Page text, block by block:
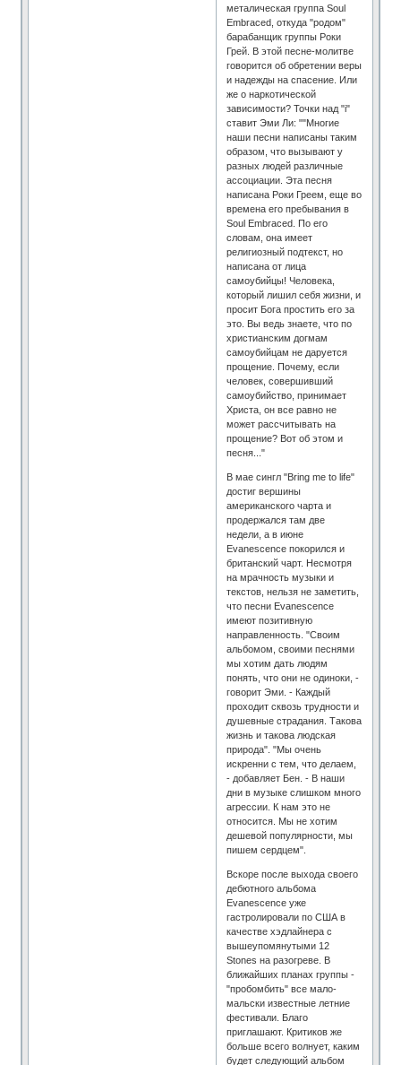
металическая группа Soul
Embraced, откуда "родом"
барабанщик группы Роки
Грей. В этой песне-молитве
говорится об обретении веры
и надежды на спасение. Или
же о наркотической
зависимости? Точки над "i"
ставит Эми Ли: ""Многие
наши песни написаны таким
образом, что вызывают у
разных людей различные
ассоциации. Эта песня
написана Роки Греем, еще во
времена его пребывания в
Soul Embraced. По его
словам, она имеет
религиозный подтекст, но
написана от лица
самоубийцы! Человека,
который лишил себя жизни, и
просит Бога простить его за
это. Вы ведь знаете, что по
христианским догмам
самоубийцам не даруется
прощение. Почему, если
человек, совершивший
самоубийство, принимает
Христа, он все равно не
может рассчитывать на
прощение? Вот об этом и
песня..."
В мае сингл "Bring me to life"
достиг вершины
американского чарта и
продержался там две
недели, а в июне
Evanescence покорился и
британский чарт. Несмотря
на мрачность музыки и
текстов, нельзя не заметить,
что песни Evanescence
имеют позитивную
направленность. "Своим
альбомом, своими песнями
мы хотим дать людям
понять, что они не одиноки, -
говорит Эми. - Каждый
проходит сквозь трудности и
душевные страдания. Такова
жизнь и такова людская
природа". "Мы очень
искренни с тем, что делаем,
- добавляет Бен. - В наши
дни в музыке слишком много
агрессии. К нам это не
относится. Мы не хотим
дешевой популярности, мы
пишем сердцем".
Вскоре после выхода своего
дебютного альбома
Evanescence уже
гастролировали по США в
качестве хэдлайнера с
вышеупомянутыми 12
Stones на разогреве. В
ближайших планах группы -
"пробомбить" все мало-
мальски известные летние
фестивали. Благо
приглашают. Критиков же
больше всего волнует, каким
будет следующий альбом